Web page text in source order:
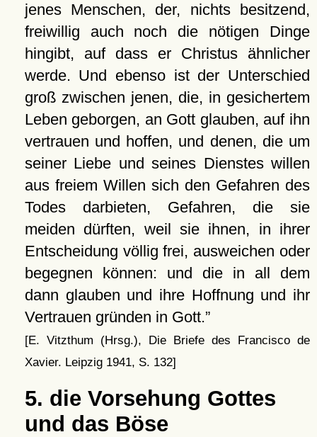
jenes Menschen, der, nichts besitzend,
freiwillig auch noch die nötigen Dinge
hingibt, auf dass er Christus ähnlicher
werde. Und ebenso ist der Unterschied
groß zwischen jenen, die, in gesichertem
Leben geborgen, an Gott glauben, auf ihn
vertrauen und hoffen, und denen, die um
seiner Liebe und seines Dienstes willen
aus freiem Willen sich den Gefahren des
Todes darbieten, Gefahren, die sie
meiden dürften, weil sie ihnen, in ihrer
Entscheidung völlig frei, ausweichen oder
begegnen können: und die in all dem
dann glauben und ihre Hoffnung und ihr
Vertrauen gründen in Gott.
[E. Vitzthum (Hrsg.), Die Briefe des Francisco de
Xavier. Leipzig 1941, S. 132]
5. die Vorsehung Gottes
und das Böse